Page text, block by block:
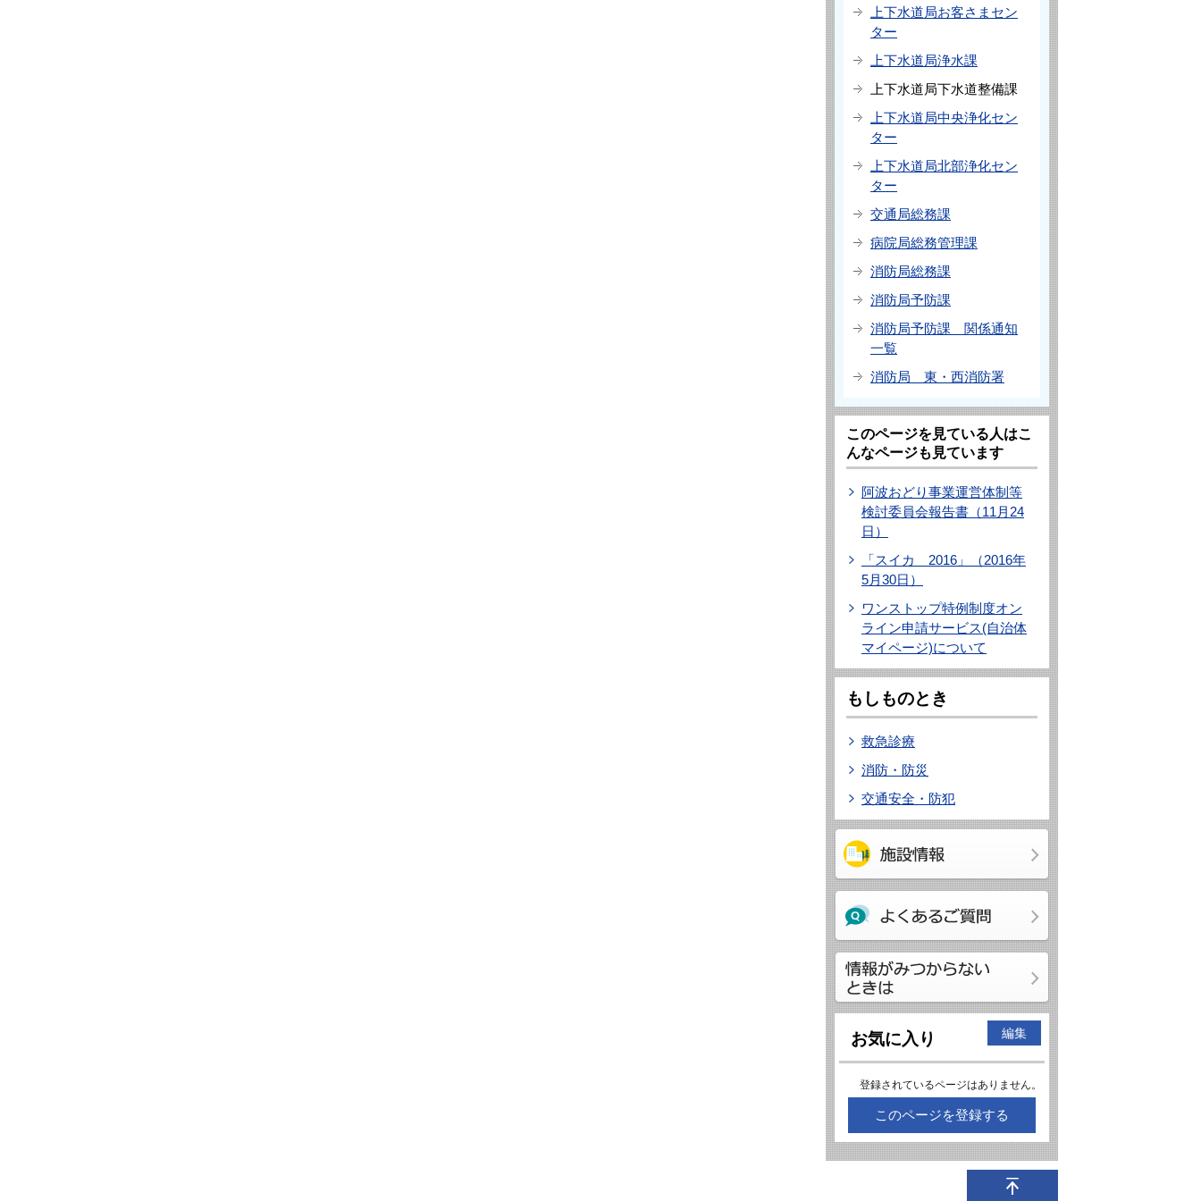
上下水道局お客さまセン
ター
上下水道局浄水課
上下水道局下水道整備課
上下水道局中央浄化セン
ター
上下水道局北部浄化セン
ター
交通局総務課
病院局総務管理課
消防局総務課
消防局予防課
消防局予防課 関係通知
一覧
消防局 東・西消防署
このページを見ている人はこ
んなページも見ています
阿波おどり事業運営体制等
検討委員会報告書（11月24
日）
「スイカ 2016」（2016年
5月30日）
ワンストップ特例制度オン
ライン申請サービス(自治体
マイページ)について
もしものとき
救急診療
消防・防災
交通安全・防犯
お気に入り 編集
登録されているページはありません。
このページを登録する